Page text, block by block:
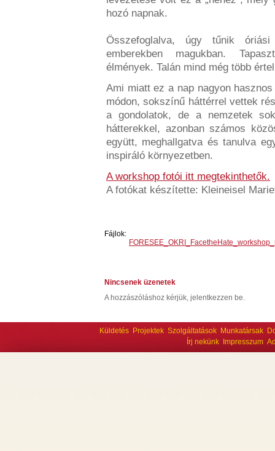
hozó napnak.
Összefoglalva, úgy tűnik
emberekben magukban.
élmények. Talán mind még több
Ami miatt ez a nap nagyon
módon, sokszínű háttérrel vettek
a gondolatok, de a nemzetek
hátterekkel, azonban számos
együtt, meghallgatva és tanulva
inspiráló környezetben.
A workshop fotói itt megtekinthetők.
A fotókat készítette: Kleineisel
Fájlok:
Nincsenek üzenetek
A hozzászóláshoz kérjük, jelentkezzen be.
Küldetés Projektek Szolgáltatások Munkatársak
Írj nekünk
Impresszum